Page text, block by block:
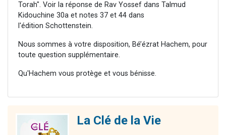
Torah". Voir la réponse de Rav Yossef dans Talmud
Kidouchine 30a et notes 37 et 44 dans
l'édition Schottenstein.
Nous sommes à votre disposition, Bé’ézrat Hachem, pour
toute question supplémentaire.
Qu'Hachem vous protège et vous bénisse.
La Clé de la Vie